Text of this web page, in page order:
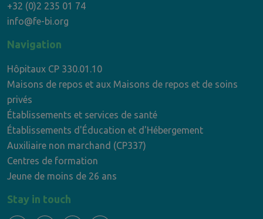
+32 (0)2 235 01 74
info@fe-bi.org
Navigation
Hôpitaux CP 330.01.10
Maisons de repos et aux Maisons de repos et de soins
privés
Établissements et services de santé
Établissements d'Éducation et d'Hébergement
Auxiliaire non marchand (CP337)
Centres de formation
Jeune de moins de 26 ans
Stay in touch